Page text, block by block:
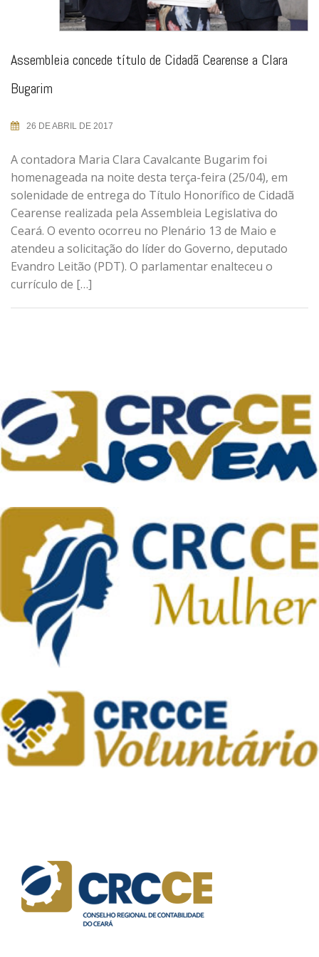
Assembleia concede título de Cidadã Cearense a Clara
Bugarim
26 DE ABRIL DE 2017
A contadora Maria Clara Cavalcante Bugarim foi
homenageada na noite desta terça-feira (25/04), em
solenidade de entrega do Título Honorífico de Cidadã
Cearense realizada pela Assembleia Legislativa do
Ceará. O evento ocorreu no Plenário 13 de Maio e
atendeu a solicitação do líder do Governo, deputado
Evandro Leitão (PDT). O parlamentar enalteceu o
currículo de […]